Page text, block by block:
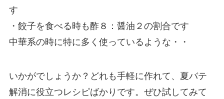
す
・餃子を食べる時も酢８：醤油２の割合です
中華系の時に特に多く使っているような・・
いかがでしょうか？どれも手軽に作れて、夏バテ
解消に役立つレシピばかりです。ぜひ試してみて